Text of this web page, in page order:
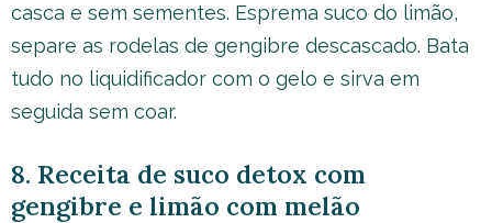
casca e sem sementes. Esprema suco do limão,
separe as rodelas de gengibre descascado. Bata
tudo no liquidificador com o gelo e sirva em
seguida sem coar.
8. Receita de suco detox com
gengibre e limão com melão